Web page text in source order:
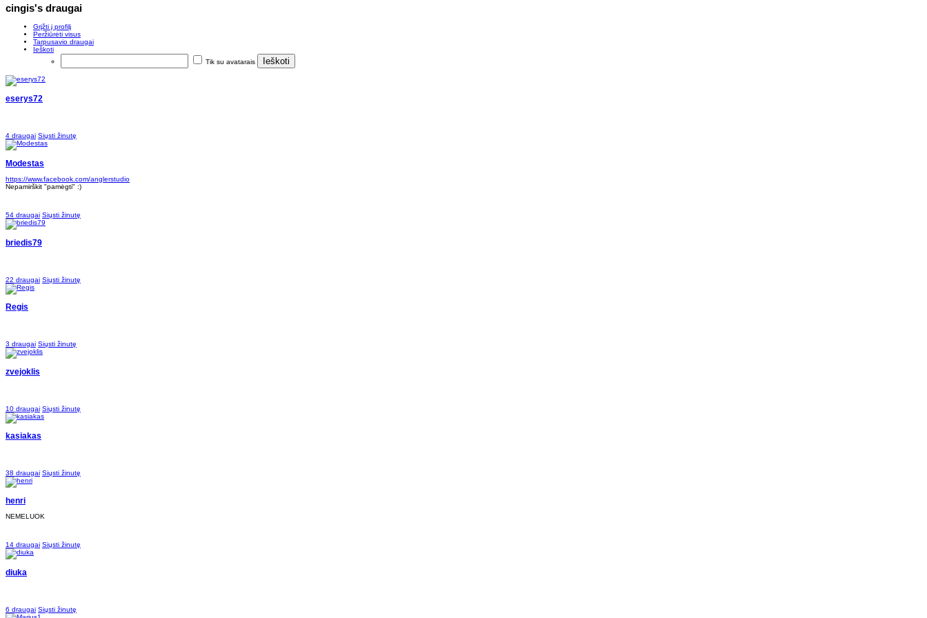
cingis's draugai
Grįžti į profilį
Peržiūrėti visus
Tarpusavio draugai
Ieškoti
Tik su avatarais
eserys72
4 draugai Siųsti žinutę
Modestas
https://www.facebook.com/anglerstudio
Nepamirškit "pamėgti" :)
54 draugai Siųsti žinutę
briedis79
22 draugai Siųsti žinutę
Regis
3 draugai Siųsti žinutę
zvejoklis
10 draugai Siųsti žinutę
kasiakas
38 draugai Siųsti žinutę
henri
NEMELUOK
14 draugai Siųsti žinutę
diuka
6 draugai Siųsti žinutę